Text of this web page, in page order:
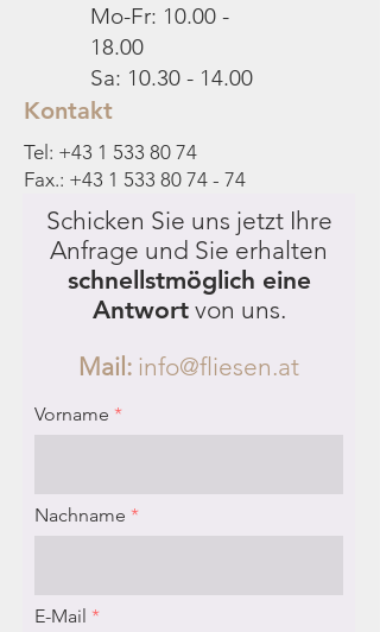
Mo-Fr: 10.00 -
18.00
Sa: 10.30 - 14.00
Kontakt
Tel: +43 1 533 80 74
Fax.: +43 1 533 80 74 - 74
Schicken Sie uns jetzt Ihre
Anfrage und Sie erhalten
schnellstmöglich eine
Antwortvon uns.
Mail: info@fliesen.at
Vorname
Nachname
E-Mail